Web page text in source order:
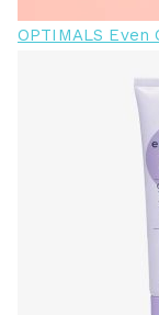
OPTIMALS Even